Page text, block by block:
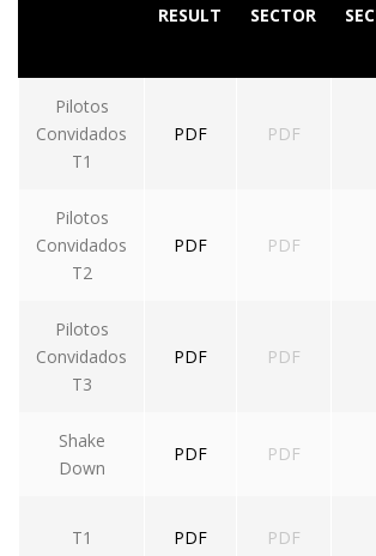
RESULT SECTOR
Pilotos
Convidados
T1
PDF PDF
Pilotos
Convidados
T2
PDF PDF
Pilotos
Convidados
T3
PDF PDF
Shake
Down
PDF PDF
T1 PDF PDF